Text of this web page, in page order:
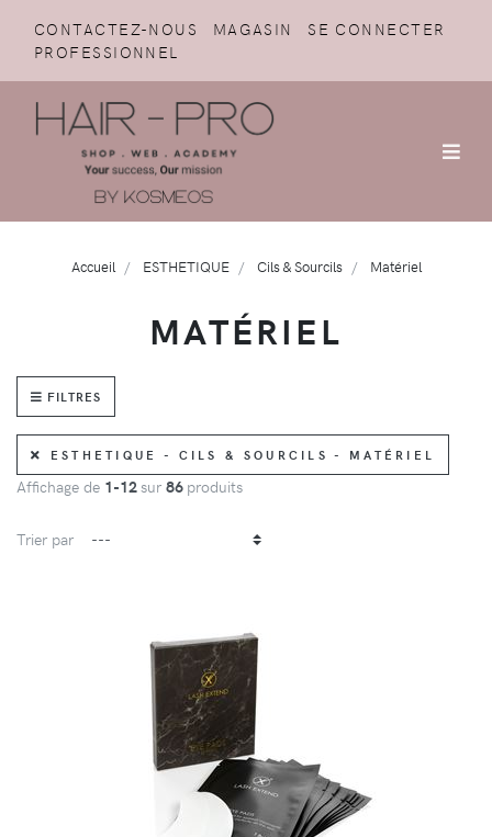
CONTACTEZ-NOUS MAGASIN
SE CONNECTER
PROFESSIONNEL
Accueil ESTHETIQUE Cils & Sourcils Matériel
MATÉRIEL
FILTRES
ESTHETIQUE - CILS & SOURCILS - MATÉRIEL
Affichage de 1-12sur 86 produits
Trier par
DÉTAILS